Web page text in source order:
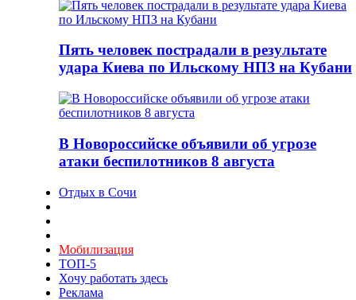
Пять человек пострадали в результате
удара Киева по Ильскому НПЗ на Кубани
В Новороссийске объявили об угрозе
атаки беспилотников 8 августа
Отдых в Сочи
Мобилизация
ТОП-5
Хочу работать здесь
Реклама